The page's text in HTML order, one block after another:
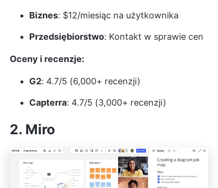
Biznes: $12/miesiąc na użytkownika
Przedsiębiorstwo: Kontakt w sprawie cen
Oceny i recenzje:
G2: 4.7/5 (6,000+ recenzji)
Capterra: 4.7/5 (3,000+ recenzji)
2. Miro